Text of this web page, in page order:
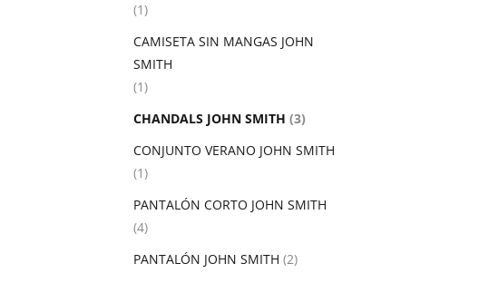
(1)
CAMISETA SIN MANGAS JOHN
SMITH
(1)
CHANDALS JOHN SMITH (3)
CONJUNTO VERANO JOHN SMITH
(1)
PANTALÓN CORTO JOHN SMITH
(4)
PANTALÓN JOHN SMITH (2)